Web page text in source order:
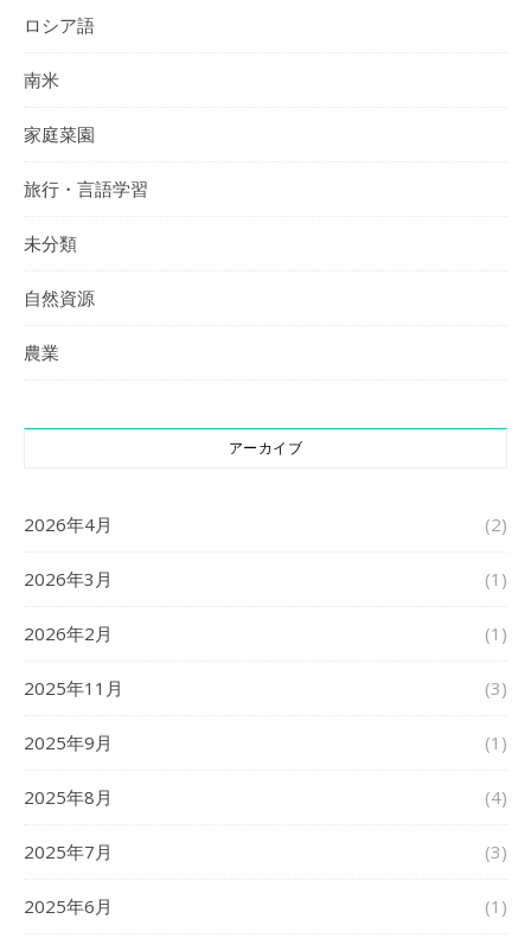
ロシア語
南米
家庭菜園
旅行・言語学習
未分類
自然資源
農業
アーカイブ
2026年4月 (2)
2026年3月 (1)
2026年2月 (1)
2025年11月 (3)
2025年9月 (1)
2025年8月 (4)
2025年7月 (3)
2025年6月 (1)